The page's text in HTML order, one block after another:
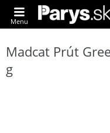
Menu
Madcat Prút
g